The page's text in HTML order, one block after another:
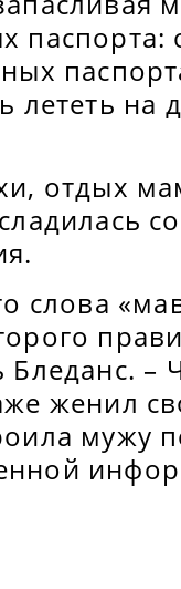
лететь на
отдых
слова
–
женил
мужу